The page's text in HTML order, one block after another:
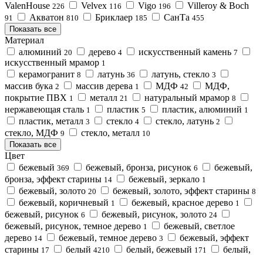
ValenHouse 226 Velvex 116 Vigo 196 Villeroy & Boch
91 Акватон 810 Бриклаер 185 СанТа 455
Показать все
Материал
алюминий 20 дерево 4 искусственный камень 7
искусственный мрамор 1
керамогранит 8 латунь 36 латунь, стекло 3
массив бука 2 массив дерева 1 МДФ 42
МДФ,
покрытие ПВХ 1 металл 21 натуральный мрамор 8
нержавеющая сталь 1 пластик 5 пластик, алюминий 1
пластик, металл 3 стекло 4 стекло, латунь 2
стекло, МДФ 9 стекло, металл 10
Показать все
Цвет
бежевый 369 бежевый, бронза, рисунок 6
бежевый,
бронза, эффект старины 14 бежевый, зеркало 1
бежевый, золото 20 бежевый, золото, эффект старины 8
бежевый, коричневый 1 бежевый, красное дерево 1
бежевый, рисунок 6 бежевый, рисунок, золото 24
бежевый, рисунок, темное дерево 1
бежевый, светлое
дерево 14 бежевый, темное дерево 3
бежевый, эффект
старины 17 белый 4210 белый, бежевый 171
белый,